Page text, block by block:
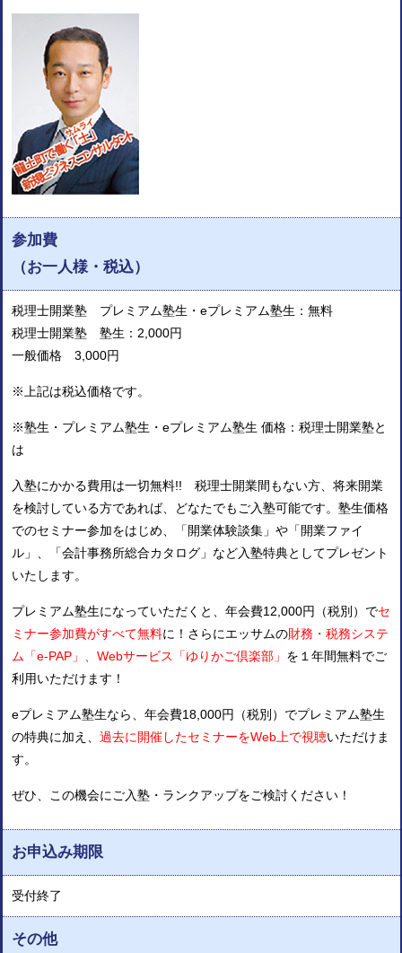
参加費
（お一人様・税込）
税理士開業塾 プレミアム塾生・eプレミアム塾生：無料
税理士開業塾 塾生：2,000円
一般価格 3,000円
※上記は税込価格です。
※塾生・プレミアム塾生・eプレミアム塾生 価格：税理士開業塾と
は
入塾にかかる費用は一切無料!! 税理士開業間もない方、将来開業
を検討している方であれば、どなたでもご入塾可能です。塾生価格
でのセミナー参加をはじめ、「開業体験談集」や「開業ファイ
ル」、「会計事務所総合カタログ」など入塾特典としてプレゼント
いたします。
プレミアム塾生になっていただくと、年会費12,000円（税別）でセ
ミナー参加費がすべて無料に！さらにエッサムの財務・税務システ
ム「e-PAP」、Webサービス「ゆりかご倶楽部」 を１年間無料でご
利用いただけます！
eプレミアム塾生なら、年会費18,000円（税別）でプレミアム塾生
の特典に加え、 過去に開催したセミナーをWeb上で視聴いただけま
す。
ぜひ、この機会にご入塾・ランクアップをご検討ください！
お申込み期限
受付終了
その他